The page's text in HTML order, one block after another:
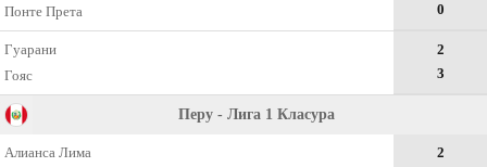
Понте Прета
0
Гуарани
Гояс
2
3
Перу - Лига 1 Класура
Алианса Лима
2